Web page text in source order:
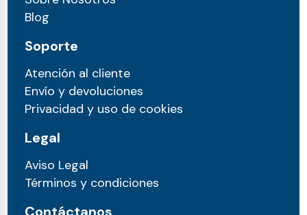
Blog
Soporte
Atención al cliente
Envío y devoluciones
Privacidad y uso de cookies
Legal
Aviso Legal
Términos y condiciones